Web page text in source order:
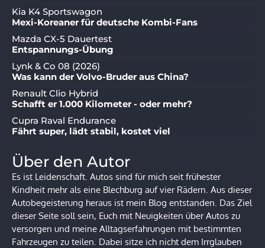
Kia K4 Sportswagon
Mexi-Koreaner für deutsche Kombi-Fans
Mazda CX-5 Dauertest
Entspannungs-Übung
Lynk & Co 08 (2026)
Was kann der Volvo-Bruder aus China?
Renault Clio Hybrid
Schafft er 1.000 Kilometer - oder mehr?
Cupra Raval Endurance
Fährt super, lädt stabil, kostet viel
Über den Autor
Es ist Leidenschaft. Autos sind für mich seit frühester
Kindheit mehr als eine Blechburg auf vier Rädern. Aus dieser
Autobegeisterung heraus ist mein Blog entstanden. Das Ziel
dieser Seite soll sein, Euch mit Neuigkeiten über Autos zu
versorgen und meine Alltagserfahrungen mit bestimmten
Fahrzeugen zu teilen. Dabei sitze ich nicht dem Irrglauben